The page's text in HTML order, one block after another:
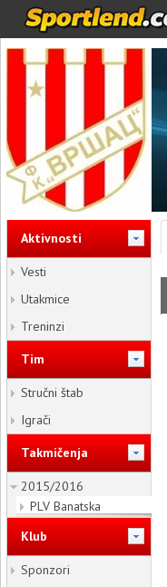
Aktivnosti
Vesti
Utakmice
Treninzi
Tim
Stručni štab
Igrači
Takmičenja
2015/2016
PLV Banatska
Klub
Sponzori